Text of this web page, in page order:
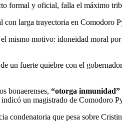
formal y oficial, falla el máximo
larga trayectoria en Comodoro
mismo motivo: idoneidad moral
un fuerte quiebre con el
bonaerenses, “otorga inmunidad”
un magistrado de Comodoro
condenatoria que pesa sobre